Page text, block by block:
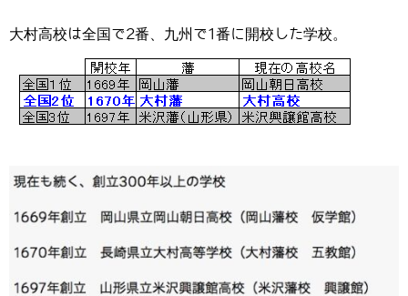
大村高校は全国で2番、九州で1番に開校した学校。